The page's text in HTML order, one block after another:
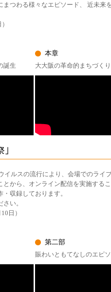
まつわる様々なエピソード、 近未来
誕生
本章
大大阪の革命的まちづくり
イルスの流行により、会場でのライ
とから、オンライン配信を実施する
収録しております。
い。
日）
第二部
賑わいともてなしのエピ